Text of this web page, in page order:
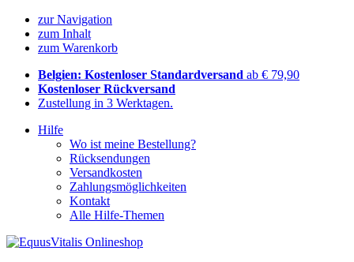
zur Navigation
zum Inhalt
zum Warenkorb
Belgien: Kostenloser Standardversand ab € 79,90
Kostenloser Rückversand
Zustellung in 3 Werktagen.
Hilfe
Wo ist meine Bestellung?
Rücksendungen
Versandkosten
Zahlungsmöglichkeiten
Kontakt
Alle Hilfe-Themen